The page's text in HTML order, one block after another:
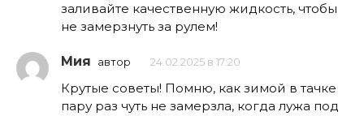
заливайте качественную жидкость, чтобы
не замерзнуть за рулем!
Мия автор 24.02.2025 в 17:20
Крутые советы! Помню, как зимой в тачке
пару раз чуть не замерзла, когда лужа под